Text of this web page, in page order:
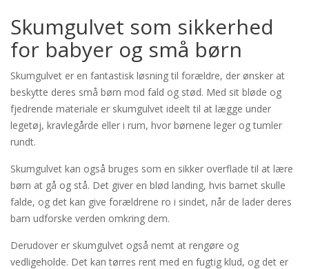
Skumgulvet som sikkerhed
for babyer og små børn
Skumgulvet er en fantastisk løsning til forældre, der ønsker at
beskytte deres små børn mod fald og stød. Med sit bløde og
fjedrende materiale er skumgulvet ideelt til at lægge under
legetøj, kravlegårde eller i rum, hvor børnene leger og tumler
rundt.
Skumgulvet kan også bruges som en sikker overflade til at lære
børn at gå og stå. Det giver en blød landing, hvis barnet skulle
falde, og det kan give forældrene ro i sindet, når de lader deres
barn udforske verden omkring dem.
Derudover er skumgulvet også nemt at rengøre og
vedligeholde. Det kan tørres rent med en fugtig klud, og det er